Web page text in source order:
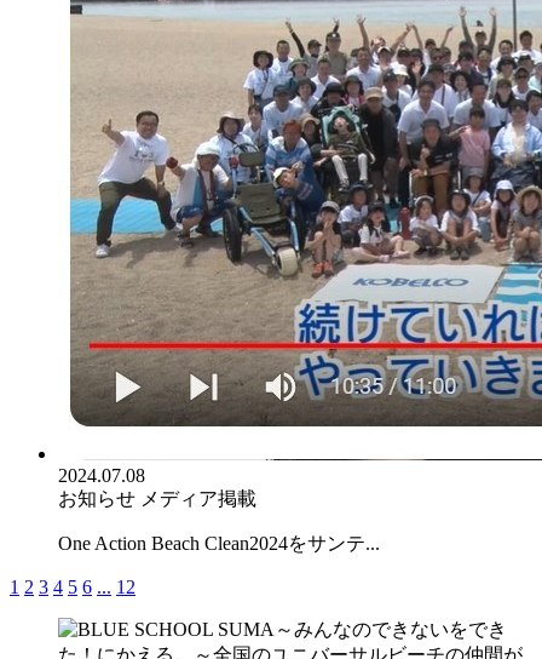
2024.07.08
お知らせ メディア掲載
One Action Beach Clean2024をサンテ...
1 2 3 4 5 6 ... 12